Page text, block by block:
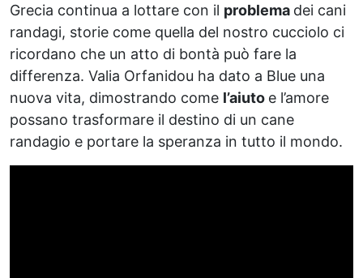
Grecia continua a lottare con il problema dei cani
randagi, storie come quella del nostro cucciolo ci
ricordano che un atto di bontà può fare la
differenza. Valia Orfanidou ha dato a Blue una
nuova vita, dimostrando come l’aiuto e l’amore
possano trasformare il destino di un cane
randagio e portare la speranza in tutto il mondo.